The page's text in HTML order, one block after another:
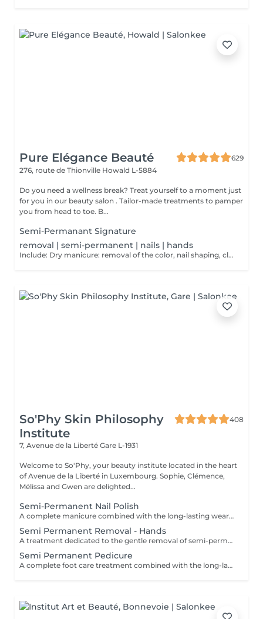
Pure Elégance Beauté
629
276, route de Thionville Howald L-5884
Do you need a wellness break? Treat yourself to a moment just
for you in our beauty salon . Tailor-made treatments to pamper
you from head to toe. B...
Semi-Permanant Signature
removal | semi-permanent | nails | hands
Include: Dry manicure: removal of the color, nail shaping, cleaning of the cuticle and to finish a massage of the hands at the end of the dry manicure and possibly cover them with a strengthening varnish at the end.
So'Phy Skin Philosophy
Institute
408
7, Avenue de la Liberté Gare L-1931
Welcome to So'Phy, your beauty institute located in the heart
of Avenue de la Liberté in Luxembourg. Sophie, Clémence,
Mélissa and Gwen are delighted...
Semi-Permanent Nail Polish
A complete manicure combined with the long-lasting wear of semi-permanent nail polish. The treatment begins with full nail preparation, including shaping, cuticle care and preparation of the natural nail to ensure a clean and long-lasting result. The semi-permanent polish is then applied to provide a glossy, elegant and durable finish. Nails look neat and refined, with long-lasting wear for several weeks. Ideal for combining beauty, comfort and everyday practicality.
Semi Permanent Removal - Hands
A treatment dedicated to the gentle removal of semi-permanent nail polish, carried out with care to preserve the quality of the natural nail. The removal is followed by nail shaping and cuticle care to restore a clean and well-groomed result. A protective base is then applied to strengthen the nail, completed with a nourishing oil to hydrate and enhance the cuticles. Nails are left clean, cared for and protected. Ideal for taking a break while maintaining healthy nails. This service is only available for semi-permanent nail polish applied at the institute.
Semi Permanent Pedicure
A complete foot care treatment combined with the long-lasting wear of semi-permanent nail polish. The treatment begins with nail preparation, including cuticle care, shaping and callus care if needed, to ensure a clean and well-groomed result. The semi-permanent polish is then applied to provide a glossy, elegant and durable finish. Feet look neat and perfectly cared for, with long-lasting results that remain flawless for several weeks. Ideal for maintaining clean, comfortable and elegant feet every day.